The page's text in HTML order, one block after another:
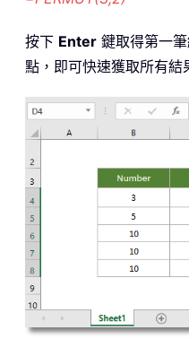
按下 Enter 鍵取得第一
點，即可快速獲取所有結